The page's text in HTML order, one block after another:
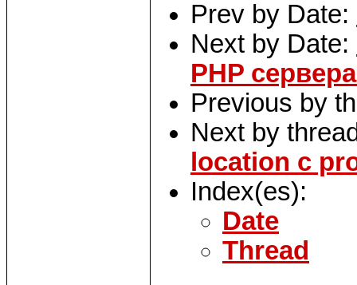
Prev by Date:
Next by Date:
PHP
Previous by
Next by
location с
Index(es):
Date
Thread